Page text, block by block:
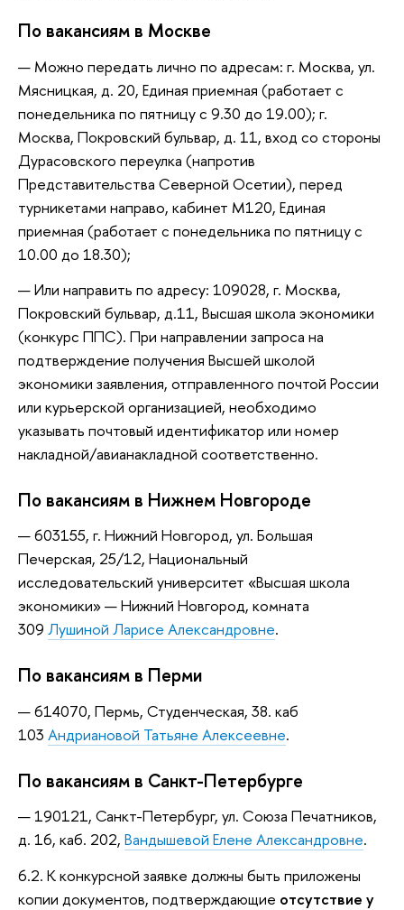
По вакансиям в Москве
Можно передать лично по адресам: г. Москва, ул.
Мясницкая, д. 20, Единая приемная (работает с
понедельника по пятницу с 9.30 до 19.00); г.
Москва, Покровский бульвар, д. 11, вход со стороны
Дурасовского переулка (напротив
Представительства Северной Осетии), перед
турникетами направо, кабинет М120, Единая
приемная (работает с понедельника по пятницу с
10.00 до 18.30);
Или направить по адресу: 109028, г. Москва,
Покровский бульвар, д.11, Высшая школа экономики
(конкурс ППС). При направлении запроса на
подтверждение получения Высшей школой
экономики заявления, отправленного почтой России
или курьерской организацией, необходимо
указывать почтовый идентификатор или номер
накладной/авианакладной соответственно.
По вакансиям в Нижнем Новгороде
603155, г. Нижний Новгород, ул. Большая
Печерская, 25/12, Национальный
исследовательский университет «Высшая школа
экономики» — Нижний Новгород, комната
309 Лушиной Ларисе Александровне.
По вакансиям в Перми
614070, Пермь, Студенческая, 38. каб
103 Андриановой Татьяне Алексеевне.
По вакансиям в Санкт-Петербурге
190121, Санкт-Петербург, ул. Союза Печатников,
д. 16, каб. 202, Вандышевой Елене Александровне.
6.2. К конкурсной заявке должны быть приложены
копии документов, подтверждающие отсутствие у